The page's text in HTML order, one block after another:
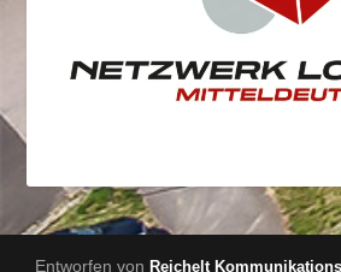
Entworfen von Reichelt